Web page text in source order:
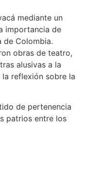
mediante un
importancia de
de Colombia.
obras de teatro,
alusivas a la
reflexión sobre la
de pertenencia
patrios entre los